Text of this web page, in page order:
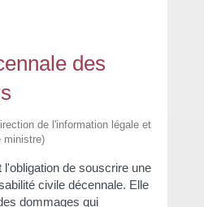
des
de l'information légale et
ministre)
de souscrire une
civile décennale. Elle
dommages qui